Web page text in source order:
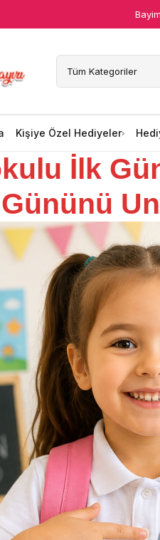
Kişiye Özel Hediyeler
Hediyeleri
İlk